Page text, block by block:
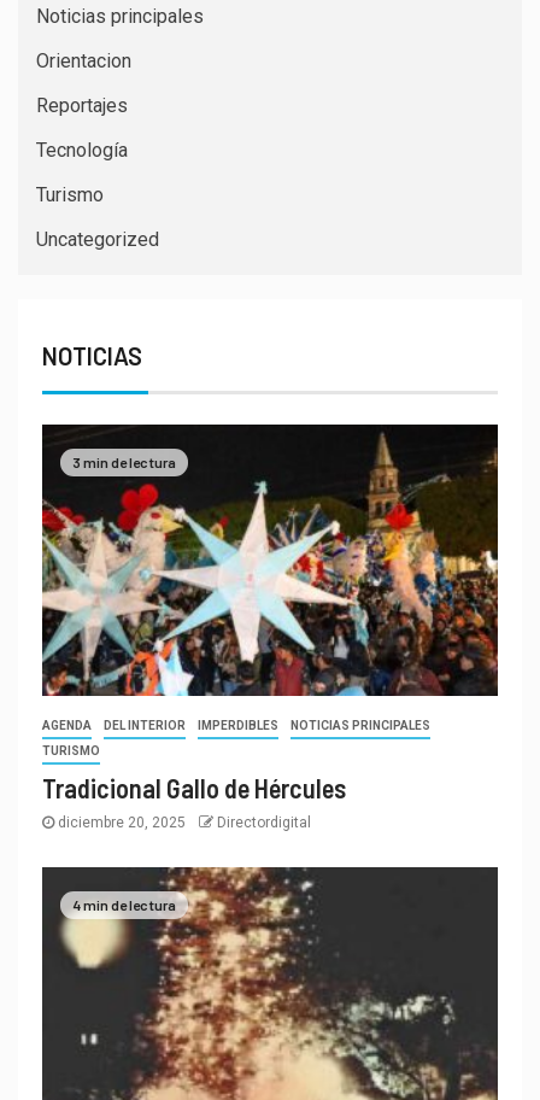
Noticias principales
Orientacion
Reportajes
Tecnología
Turismo
Uncategorized
NOTICIAS
3 min de lectura
AGENDA DEL INTERIOR IMPERDIBLES
NOTICIAS PRINCIPALES
TURISMO
Tradicional Gallo de Hércules
diciembre 20, 2025 Directordigital
4 min de lectura